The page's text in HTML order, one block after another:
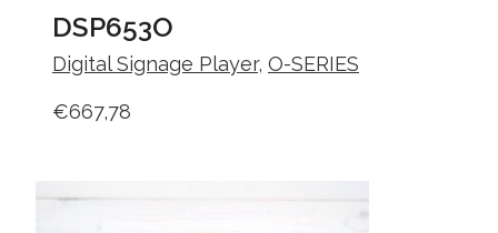
DSP653O
Digital Signage Player, O-SERIES
€667,78